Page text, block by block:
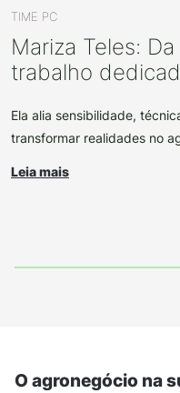
TIME PC
Mariza Teles:
trabalho
Ela alia sensibilidade,
transformar realidades no
Leia mais
O agronegócio na